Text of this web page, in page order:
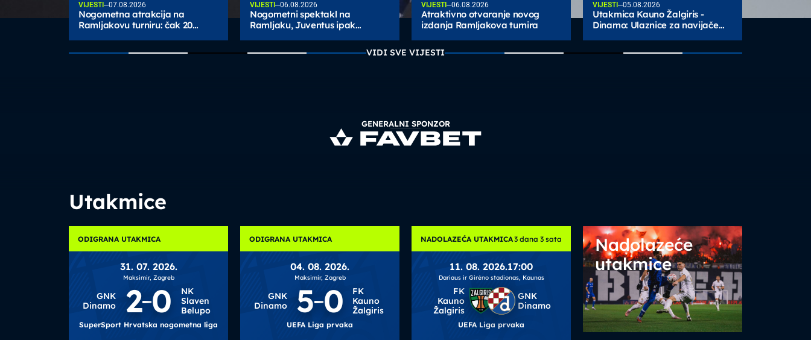
VIJESTI 07.08.2026
Nogometna atrakcija na
Ramljakovu turniru: čak 20
VIJESTI 06.08.2026
Nogometni spektakl na
Ramljaku, Juventus ipak
nijanse dijelile od preokreta
VIJESTI 06.08.2026
Atraktivno otvaranje novog
izdanja Ramljakova turnira
VIJESTI 05.08.2026
Utakmica Kauno Žalgiris -
Dinamo: Ulaznice za navijače
VIDI SVE VIJESTI
GENERALNI SPONZOR
Utakmice
ODIGRANA UTAKMICA
31. 07. 2026.
Maksimir, Zagreb
GNK
Dinamo
2 0
NK
Slaven
Belupo
SuperSport Hrvatska nogometna liga
ODIGRANA UTAKMICA
04. 08. 2026.
Maksimir, Zagreb
GNK
Dinamo
5 0
FK
Kauno
Žalgiris
UEFA Liga prvaka
NADOLAZEĆA UTAKMICA3 dana 3 sata
11. 08. 2026.17:00
Dariaus ir Girėno stadionas, Kaunas
FK
Kauno
Žalgiris
GNK
Dinamo
UEFA Liga prvaka
Nadolazeće
utakmice